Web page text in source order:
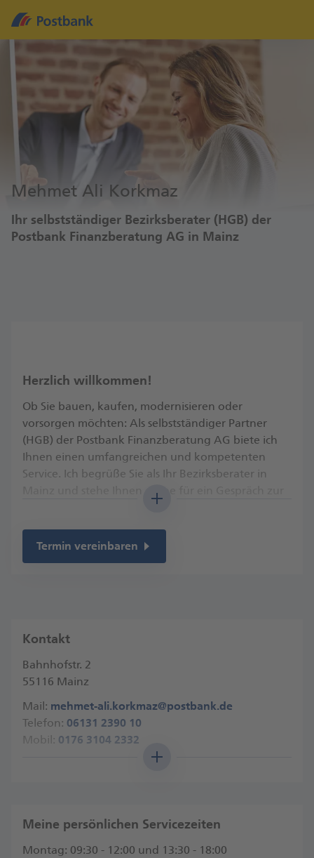
Mehmet Ali Korkmaz
Ihr selbstständiger Bezirksberater (HGB) der
Postbank Finanzberatung AG in Mainz
Herzlich willkommen!
Ob Sie bauen, kaufen, modernisieren oder
vorsorgen möchten: Als selbstständiger Partner
(HGB) der Postbank Finanzberatung AG biete ich
Ihnen einen umfangreichen und kompetenten
Service. Ich begrüße Sie als Ihr Bezirksberater in
Mainz und stehe Ihnen gerne für ein Gespräch zur
Bausparen:Sie möchten vorsparen und ein
finanzielles Polster für später aufbauen?
Vermögen aufbauen und Liquidität schaffen?
Ich informiere Sie gerne!
mich an oder kontaktieren Sie mich ganz einfach
per E-Mail, um einen Termin zu vereinbaren.​ Ich
freue mich auf Sie!​
Termin vereinbaren
Kontakt
Bahnhofstr. 2
55116 Mainz
Mail: mehmet-ali.korkmaz@postbank.de
Telefon: 06131 2390 10
Mobil: 0176 3104 2332
Angaben nach Gewerbeordnung
Anfahrt
Meine persönlichen Servicezeiten
Montag: 09:30 - 12:00 und 13:30 - 18:00